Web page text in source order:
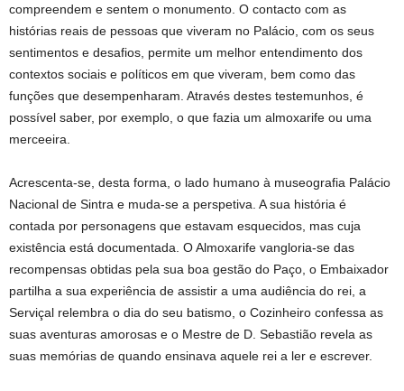
compreendem e sentem o monumento. O contacto com as
histórias reais de pessoas que viveram no Palácio, com os seus
sentimentos e desafios, permite um melhor entendimento dos
contextos sociais e políticos em que viveram, bem como das
funções que desempenharam. Através destes testemunhos, é
possível saber, por exemplo, o que fazia um almoxarife ou uma
merceeira.
Acrescenta-se, desta forma, o lado humano à museografia Palácio
Nacional de Sintra e muda-se a perspetiva. A sua história é
contada por personagens que estavam esquecidos, mas cuja
existência está documentada. O Almoxarife vangloria-se das
recompensas obtidas pela sua boa gestão do Paço, o Embaixador
partilha a sua experiência de assistir a uma audiência do rei, a
Serviçal relembra o dia do seu batismo, o Cozinheiro confessa as
suas aventuras amorosas e o Mestre de D. Sebastião revela as
suas memórias de quando ensinava aquele rei a ler e escrever.